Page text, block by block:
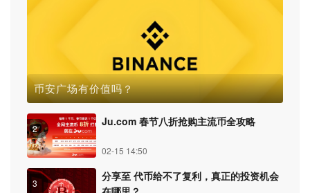
币安广场有价值吗？
2
Ju.com 春节八折抢购主流币全攻略
02-15 14:50
3
分享至 代币给不了复利，真正的投资机会